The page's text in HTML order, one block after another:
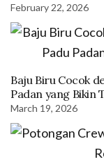
February 22, 2026
Baju Biru Cocok
Padan yang Bikin
March 19, 2026